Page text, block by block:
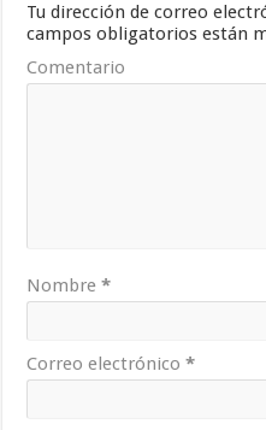
Tu dirección de correo
campos obligatorios están
Comentario
Nombre*
Correo electrónico*